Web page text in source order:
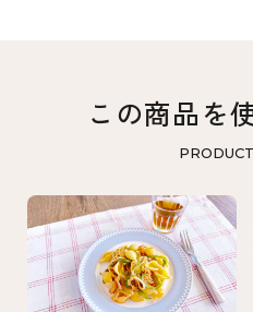
この商品を